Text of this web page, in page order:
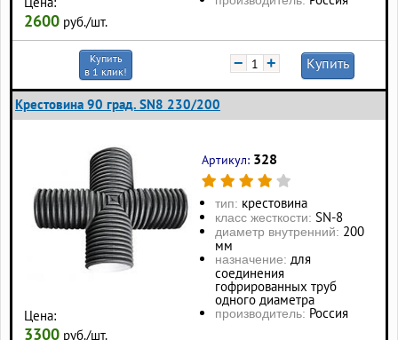
2600 руб./шт.
Купить
в 1 клик!
− + Купить
Крестовина 90 град. SN8 230/200
Цена:
3300 руб./шт.
Артикул: 328
тип: крестовина
класс жесткости: SN-8
диаметр внутренний: 200
мм
назначение: для
соединения
гофрированных труб
одного диаметра
производитель: Россия